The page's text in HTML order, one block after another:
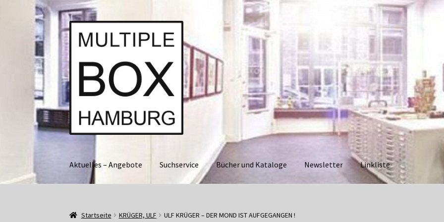
Zur
Navigation
Springe
zum
Aktuelles – Angebote Suchservice Bücher und Kataloge Newsletter Linkliste
Startseite KRÜGER, ULF ULF KRÜGER – DER MOND IST AUFGEGANGEN !